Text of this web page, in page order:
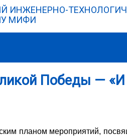
ИНЖЕНЕРНО-
МИФИ
Победы —
планом мероприятий,